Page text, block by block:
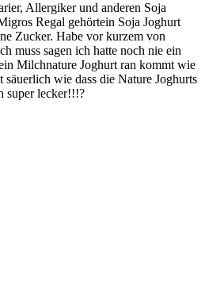
Allergiker und anderen Soja
Regal gehörtein Soja Joghurt
Zucker. Habe vor kurzem von
muss sagen ich hatte noch nie ein
Milchnature Joghurt ran kommt wie
säuerlich wie dass die Nature Joghurts
super lecker!!!?